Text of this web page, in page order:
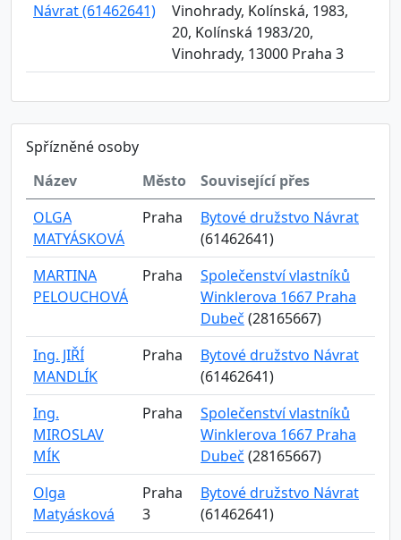
Návrat (61462641)
Vinohrady, Kolínská, 1983,
20, Kolínská 1983/20,
Vinohrady, 13000 Praha 3
Spřízněné osoby
Název
Město
Související přes
OLGA
MATYÁSKOVÁ
Praha
Bytové družstvo Návrat
(61462641)
MARTINA
PELOUCHOVÁ
Praha
Společenství vlastníků
Winklerova 1667 Praha
Dubeč (28165667)
Ing. JIŘÍ
MANDLÍK
Praha
Bytové družstvo Návrat
(61462641)
Ing.
MIROSLAV
MÍK
Praha
Společenství vlastníků
Winklerova 1667 Praha
Dubeč (28165667)
Olga
Matyásková
Praha
3
Bytové družstvo Návrat
(61462641)